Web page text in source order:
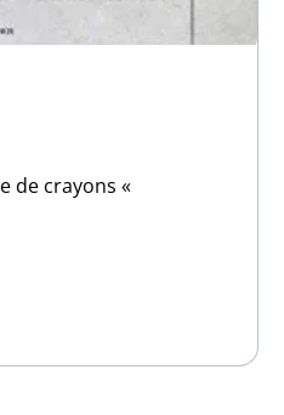
de crayons «